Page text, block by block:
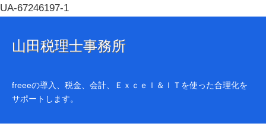
UA-67246197-1
山田税理士事務所
freeeの導入、税金、会計、Ｅｘｃｅｌ＆ＩＴを使った合理化を
サポートします。